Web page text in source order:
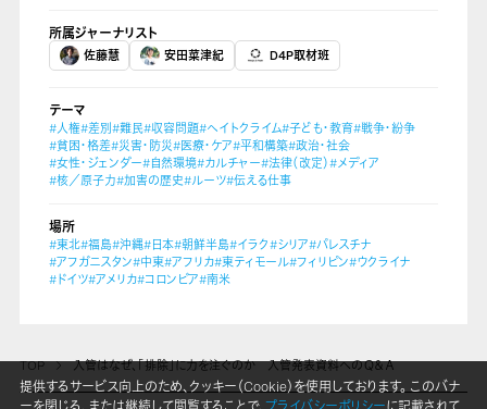
所属ジャーナリスト
佐藤慧 安田菜津紀 D4P取材班
テーマ
#人権#差別#難民#収容問題#ヘイトクライム#子ども・教育#戦争・紛争
#貧困・格差#災害・防災#医療・ケア#平和構築#政治・社会
#女性・ジェンダー#自然環境#カルチャー#法律（改定）#メディア
#核／原子力#加害の歴史#ルーツ#伝える仕事
場所
#東北#福島#沖縄#日本#朝鮮半島#イラク#シリア#パレスチナ
#アフガニスタン#中東#アフリカ#東ティモール#フィリピン#ウクライナ
#ドイツ#アメリカ#コロンビア#南米
TOP 入管はなぜ、「排除」に力を注ぐのか 入管発表資料へのＱ＆Ａ
提供するサービス向上のため、クッキー（Cookie）を使用しております。 このバナ